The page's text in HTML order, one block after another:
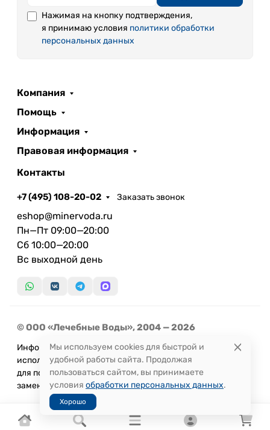
Нажимая на кнопку подтверждения,
я принимаю условия политики обработки
персональных данных
Компания
Помощь
Информация
Правовая информация
Контакты
+7 (495) 108-20-02 Заказать звонок
eshop@minervoda.ru
Пн—Пт 09:00—20:00
Сб 10:00—20:00
Вс выходной день
© ООО «Лечебные Воды», 2004 — 2026
Информация, представленная на сайте, не может быть
использована
для постановки диагноза или назначения лечения и не
заменяет прием врача.
Мы используем cookies для быстрой и
удобной работы сайта. Продолжая
пользоваться сайтом, вы принимаете
условия обработки персональных данных.
Хорошо